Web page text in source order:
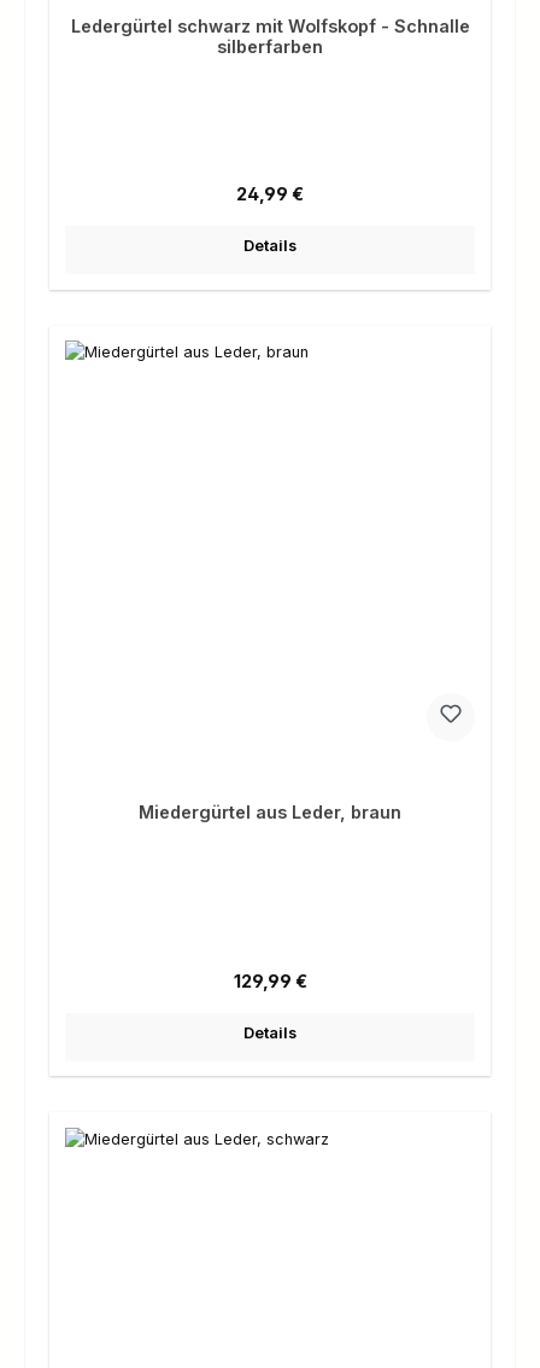
Ledergürtel schwarz mit Wolfskopf - Schnalle
silberfarben
Regulärer Preis:
24,99 €
Details
Miedergürtel aus Leder, braun
Regulärer Preis:
129,99 €
Details